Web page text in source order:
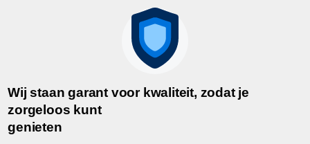
Wij staan garant voor kwaliteit, zodat je
zorgeloos kunt
genieten